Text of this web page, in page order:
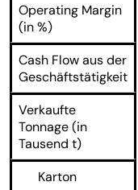
Operating Margin
(in %)
Cash Flow aus der
Geschäftstätigkeit
Verkaufte
Tonnage (in
Tausend t)
Karton